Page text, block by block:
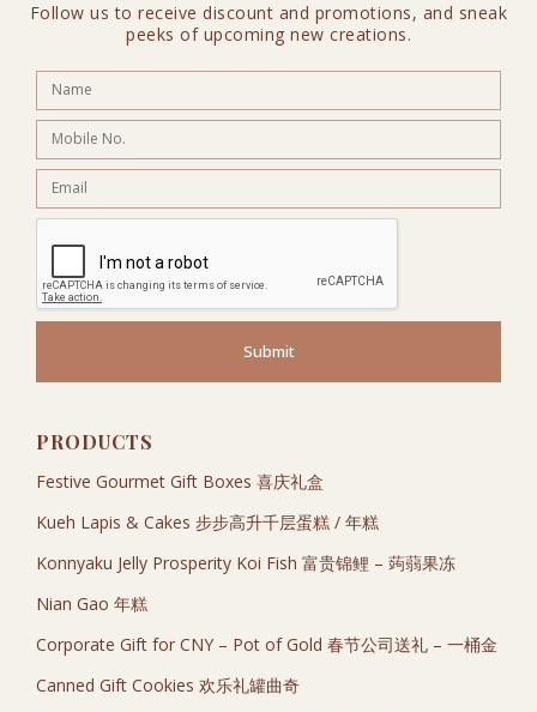
PRODUCTS
Festive Gourmet Gift Boxes 喜庆礼盒
Kueh Lapis & Cakes 步步高升千层蛋糕 / 年糕
Konnyaku Jelly Prosperity Koi Fish 富贵锦鲤 – 蒟蒻果冻
Nian Gao 年糕
Corporate Gift for CNY – Pot of Gold 春节公司送礼 – 一桶金
Canned Gift Cookies 欢乐礼罐曲奇
Follow us to receive discount and promotions, and sneak
peeks of upcoming new creations.
Submit